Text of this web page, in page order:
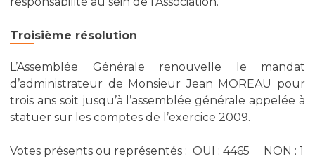
Troisième résolution
L’Assemblée Générale renouvelle le mandat
d’administrateur de Monsieur Jean MOREAU pour
trois ans soit jusqu’à l’assemblée générale appelée à
statuer sur les comptes de l’exercice 2009.
Votes présents ou représentés : OUI : 4465 NON : 1